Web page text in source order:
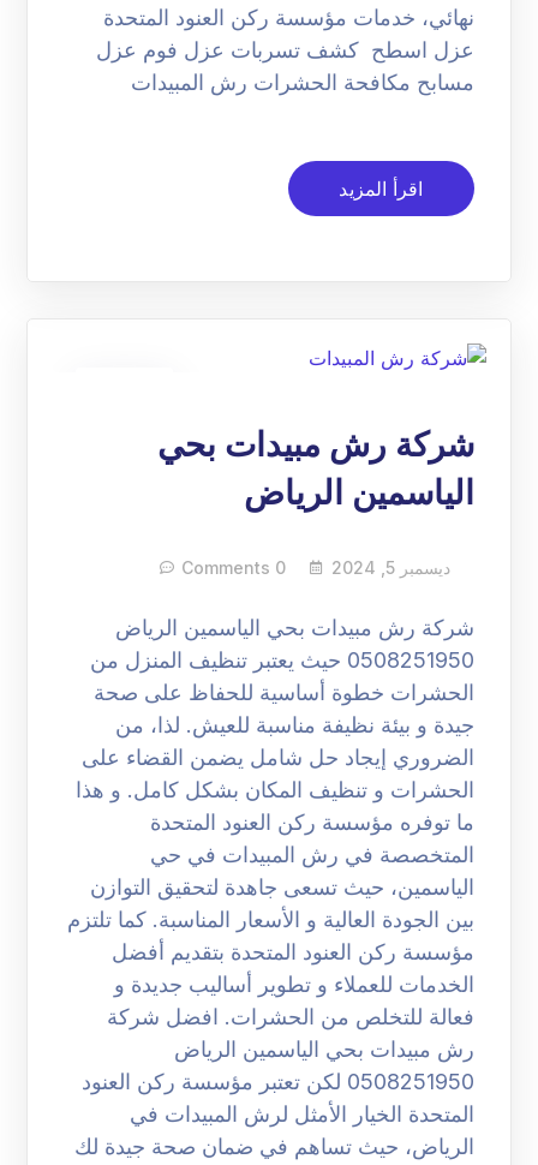
نهائي، خدمات مؤسسة ركن العنود المتحدة
عزل اسطح كشف تسربات عزل فوم عزل
مسابح مكافحة الحشرات رش المبيدات
اقرأ المزيد
شركة رش مبيدات بحي
الياسمين الرياض
ديسمبر 5, 2024 0 Comments
شركة رش مبيدات بحي الياسمين الرياض
0508251950 حيث يعتبر تنظيف المنزل من
الحشرات خطوة أساسية للحفاظ على صحة
جيدة و بيئة نظيفة مناسبة للعيش. لذا، من
الضروري إيجاد حل شامل يضمن القضاء على
الحشرات و تنظيف المكان بشكل كامل. و هذا
ما توفره مؤسسة ركن العنود المتحدة
المتخصصة في رش المبيدات في حي
الياسمين، حيث تسعى جاهدة لتحقيق التوازن
بين الجودة العالية و الأسعار المناسبة. كما تلتزم
مؤسسة ركن العنود المتحدة بتقديم أفضل
الخدمات للعملاء و تطوير أساليب جديدة و
فعالة للتخلص من الحشرات. افضل شركة
رش مبيدات بحي الياسمين الرياض
0508251950 لكن تعتبر مؤسسة ركن العنود
المتحدة الخيار الأمثل لرش المبيدات في
الرياض، حيث تساهم في ضمان صحة جيدة لك